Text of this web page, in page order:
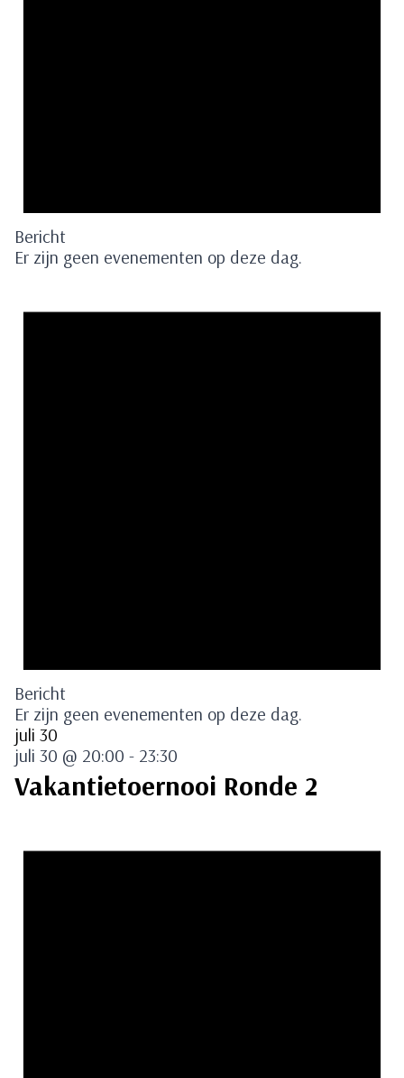
Bericht
Er zijn geen evenementen op deze dag.
Bericht
Er zijn geen evenementen op deze dag.
juli 30
juli 30 @ 20:00 - 23:30
Vakantietoernooi Ronde 2